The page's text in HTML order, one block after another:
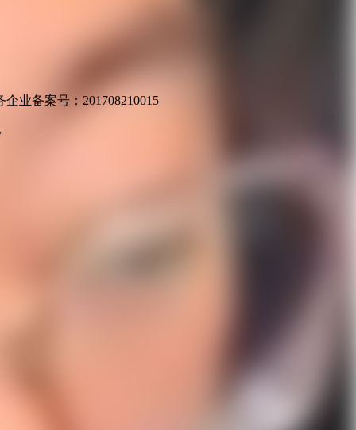
业备案号：201708210015